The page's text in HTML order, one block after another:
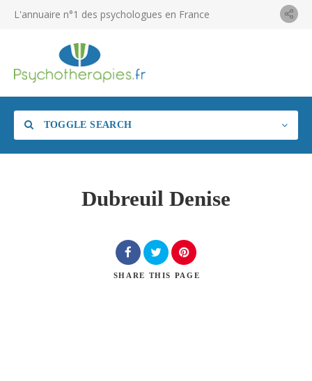
L'annuaire n°1 des psychologues en France
TOGGLE SEARCH
Dubreuil Denise
SHARE THIS PAGE